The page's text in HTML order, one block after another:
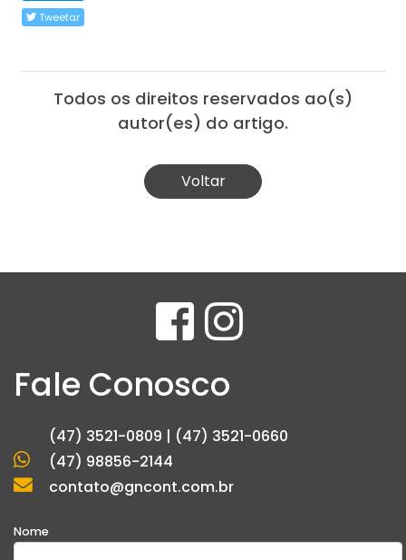
Tweetar
Todos os direitos reservados ao(s)
autor(es) do artigo.
Voltar
Fale Conosco
(47) 3521-0809 | (47) 3521-0660
(47) 98856-2144
contato@gncont.com.br
Nome